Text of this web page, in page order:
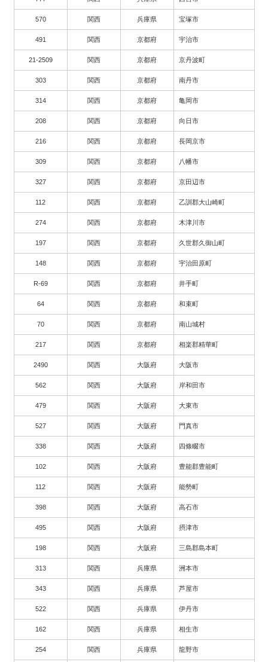
570 関西 兵庫県 宝塚市
491 関西 京都府 宇治市
21-2509 関西 京都府 京丹波町
303 関西 京都府 南丹市
314 関西 京都府 亀岡市
208 関西 京都府 向日市
216 関西 京都府 長岡京市
309 関西 京都府 八幡市
327 関西 京都府 京田辺市
112 関西 京都府 乙訓郡大山崎町
274 関西 京都府 木津川市
197 関西 京都府 久世郡久御山町
148 関西 京都府 宇治田原町
R-69 関西 京都府 井手町
64 関西 京都府 和束町
70 関西 京都府 南山城村
217 関西 京都府 相楽郡精華町
2490 関西 大阪府 大阪市
562 関西 大阪府 岸和田市
479 関西 大阪府 大東市
527 関西 大阪府 門真市
338 関西 大阪府 四條畷市
102 関西 大阪府 豊能郡豊能町
112 関西 大阪府 能勢町
398 関西 大阪府 高石市
495 関西 大阪府 摂津市
198 関西 大阪府 三島郡島本町
313 関西 兵庫県 洲本市
343 関西 兵庫県 芦屋市
522 関西 兵庫県 伊丹市
162 関西 兵庫県 相生市
254 関西 兵庫県 龍野市